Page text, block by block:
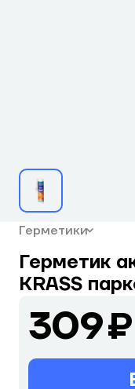
Герметики
Герметик
KRASS
309 ₽